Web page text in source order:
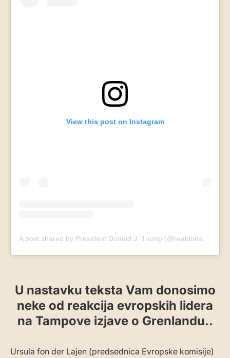
View this post on Instagram
U nastavku teksta Vam donosimo
neke od reakcija evropskih lidera
na Tampove izjave o Grenlandu..
Ursula fon der Lajen (predsednica Evropske komisije)